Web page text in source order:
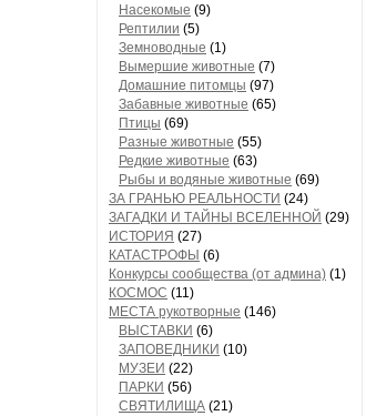
Насекомые (9)
Рептилии (5)
Земноводные (1)
Вымершие животные (7)
Домашние питомцы (97)
Забавные животные (65)
Птицы (69)
Разные животные (55)
Редкие животные (63)
Рыбы и водяные животные (69)
ЗА ГРАНЬЮ РЕАЛЬНОСТИ (24)
ЗАГАДКИ И ТАЙНЫ ВСЕЛЕННОЙ (29)
ИСТОРИЯ (27)
КАТАСТРОФЫ (6)
Конкурсы сообщества (от админа) (1)
КОСМОС (11)
МЕСТА рукотворные (146)
ВЫСТАВКИ (6)
ЗАПОВЕДНИКИ (10)
МУЗЕИ (22)
ПАРКИ (56)
СВЯТИЛИЩА (21)